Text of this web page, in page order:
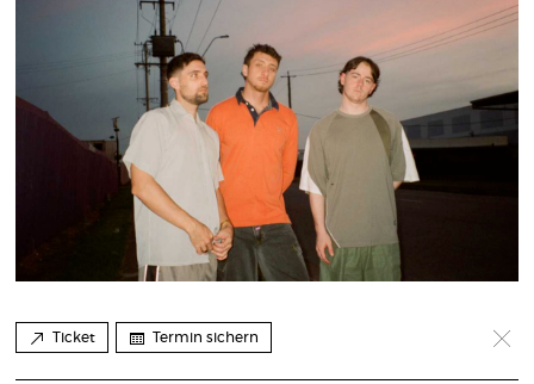
Ticket Termin sichern